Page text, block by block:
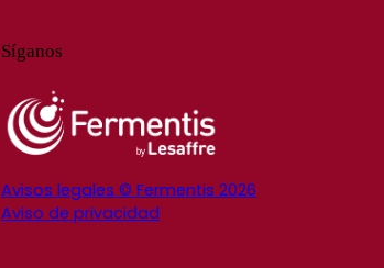
Síganos
Avisos legales © Fermentis 2026
Aviso de privacidad